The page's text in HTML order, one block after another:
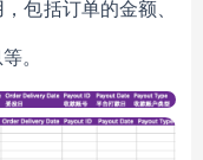
包括订单的金额、
。